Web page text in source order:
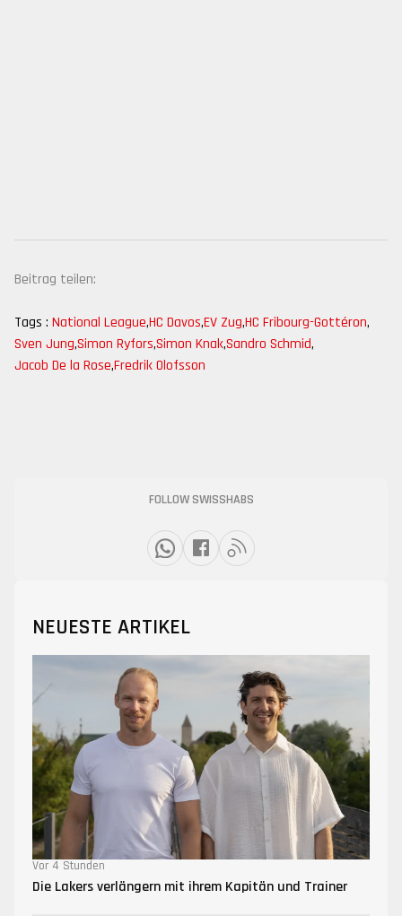
Beitrag teilen:
Tags : National League,HC Davos,EV Zug,HC Fribourg-Gottéron,
Sven Jung,Simon Ryfors,Simon Knak,Sandro Schmid,
Jacob De la Rose,Fredrik Olofsson
FOLLOW SWISSHABS
NEUESTE ARTIKEL
Vor 4 Stunden
Die Lakers verlängern mit ihrem Kapitän und Trainer